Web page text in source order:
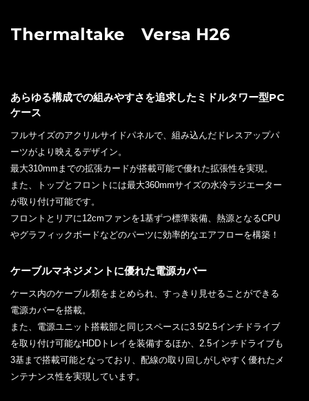
Thermaltake Versa H26
あらゆる構成での組みやすさを追求したミドルタワー型PC
ケース
フルサイズのアクリルサイドパネルで、組み込んだドレスアップパ
ーツがより映えるデザイン。
最大310mmまでの拡張カードが搭載可能で優れた拡張性を実現。
また、トップとフロントには最大360mmサイズの水冷ラジエーター
が取り付け可能です。
フロントとリアに12cmファンを1基ずつ標準装備、熱源となるCPU
やグラフィックボードなどのパーツに効率的なエアフローを構築！
ケーブルマネジメントに優れた電源カバー
ケース内のケーブル類をまとめられ、すっきり見せることができる
電源カバーを搭載。
また、電源ユニット搭載部と同じスペースに3.5/2.5インチドライブ
を取り付け可能なHDDトレイを装備するほか、2.5インチドライブも
3基まで搭載可能となっており、配線の取り回しがしやすく優れたメ
ンテナンス性を実現しています。